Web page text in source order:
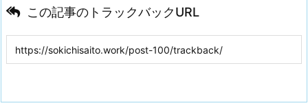
この記事のトラックバックURL